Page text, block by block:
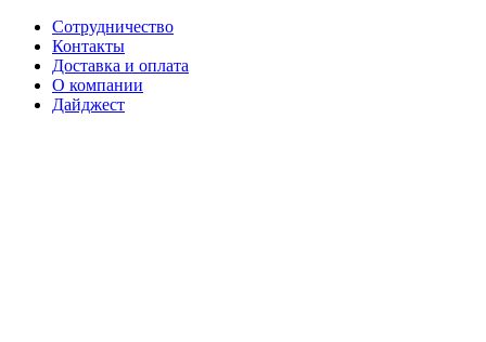
Сотрудничество
Контакты
Доставка и оплата
О компании
Дайджест